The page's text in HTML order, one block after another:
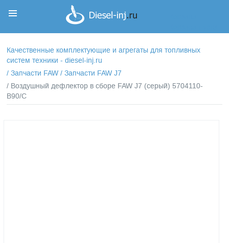
Качественные комплектующие и агрегаты для топливных
систем техники - diesel-inj.ru
/Запчасти FAW /Запчасти FAW J7
/ Воздушный дефлектор в сборе FAW J7 (серый) 5704110-
B90/C